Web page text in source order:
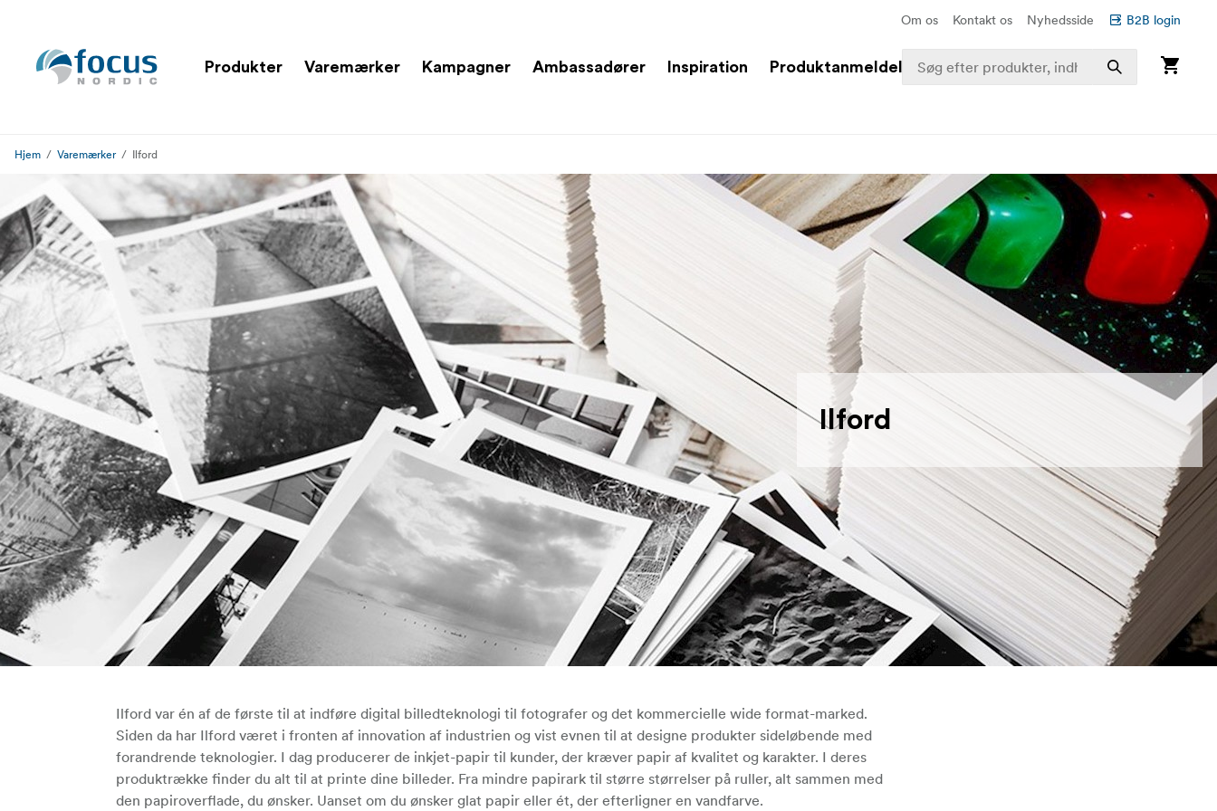
Om os Kontakt os Nyhedsside B2B login
Produkter Varemærker Kampagner Ambassadører Inspiration Produktanmeldelser
Hjem Varemærker Ilford
Ilford
Ilford var én af de første til at indføre digital billedteknologi til fotografer og det kommercielle wide format-marked.
Siden da har Ilford været i fronten af innovation af industrien og vist evnen til at designe produkter sideløbende med
forandrende teknologier. I dag producerer de inkjet-papir til kunder, der kræver papir af kvalitet og karakter. I deres
produktrække finder du alt til at printe dine billeder. Fra mindre papirark til større størrelser på ruller, alt sammen med
den papiroverflade, du ønsker. Uanset om du ønsker glat papir eller ét, der efterligner en vandfarve.